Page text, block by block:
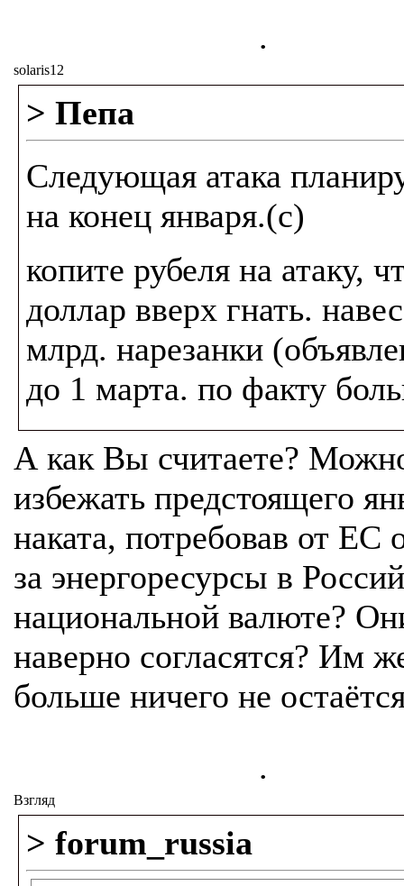
.
solaris12
> Пепа
Следующая атака
на конец января.(с)
копите рубеля на атаку,
доллар вверх гнать.
млрд. нарезанки
до 1 марта. по факту
А как Вы считаете?
избежать предстоящего
наката, потребовав от ЕС
за энергоресурсы в
национальной валюте?
наверно согласятся? Им
больше ничего не
.
Взгляд
> forum_russia